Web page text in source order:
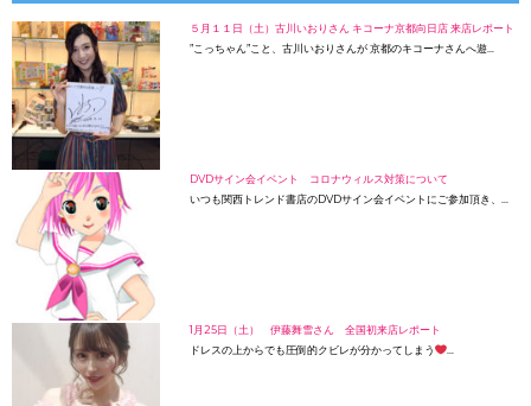
５月１１日（土）古川いおりさん キコーナ京都向日店 来店レポート
”こっちゃん”こと、古川いおりさんが 京都のキコーナさんへ遊…
DVDサイン会イベント コロナウィルス対策について
いつも関西トレンド書店のDVDサイン会イベントにご参加頂き、…
1月25日（土） 伊藤舞雪さん 全国初来店レポート
ドレスの上からでも圧倒的クビレが分かってしまう